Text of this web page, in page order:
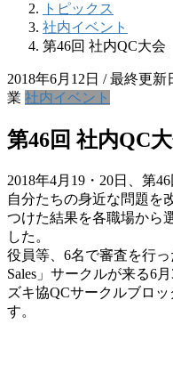
トピックス
社内イベント
第46回 社内QC大会
2018年6月12日 / 最終更新
業 社内イベント
第46回 社内QC
2018年4月19・20日、第
自分たちの身近な問題を
つけた結果を各職場から
した。
役員等、6名で審査を行
Sales」サークルが来る6
ズキ協QCサークルブロ
す。